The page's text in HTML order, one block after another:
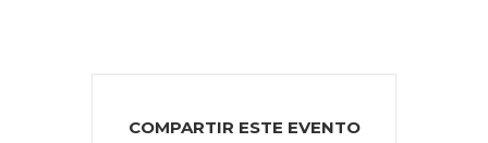
COMPARTIR ESTE EVENTO